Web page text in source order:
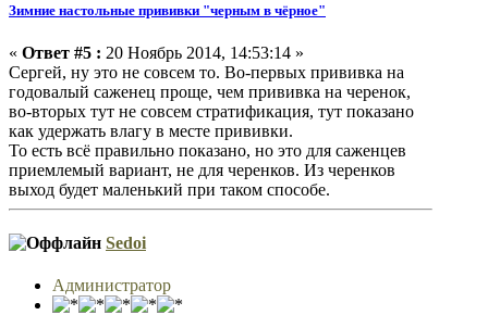
Зимние настольные прививки "черным в чёрное"
« Ответ #5 : 20 Ноябрь 2014, 14:53:14 »
Сергей, ну это не совсем то. Во-первых прививка на
годовалый саженец проще, чем прививка на черенок,
во-вторых тут не совсем стратификация, тут показано
как удержать влагу в месте прививки.
То есть всё правильно показано, но это для саженцев
приемлемый вариант, не для черенков. Из черенков
выход будет маленький при таком способе.
Sedoi
Администратор